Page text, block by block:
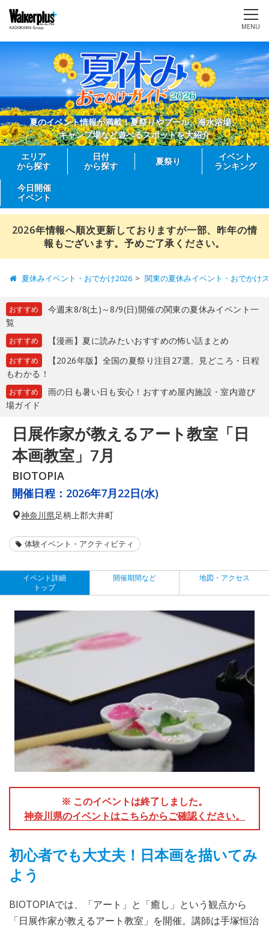
MENU
夏のイベント情報が満載！夏祭りやプール、海水浴場、
キャンプ場など遊べるスポットを大紹介
エリア
から探す
日付
から探す
夏祭り
イベント
ランキング
今日開催
イベント
2026年情報へ順次更新しておりますが一部、昨年の情
報もございます。予めご了承ください。
夏休みイベント・おでかけ2026 関東の夏休みイベント・おでかけ
おすすめ
今週末8/8(土)～8/9(日)開催の関東の夏休みイベント一
覧
おすすめ 【漫画】夏に読みたいおすすめの怖い話まとめ
おすすめ
【2026年版】全国の夏祭り注目27選。見どころ・日程
もわかる！
おすすめ
雨の日も暑い日も安心！おすすめ屋内施設・室内遊び
場ガイド
日展作家が教えるアート教室「日
本画教室」7月
BIOTOPIA
開催日程： 2026年7月22日(水)
神奈川県足柄上郡大井町
体験イベント・アクティビティ
イベント詳細
トップ
開催期間など 地図・アクセス
※ このイベントは終了しました。
神奈川県のイベントはこちらからご確認ください。
初心者でも大丈夫！日本画を描いてみ
よう
BIOTOPIAでは、「アート」と「癒し」という観点から
「日展作家が教えるアート教室」を開催。講師は手塚恒治